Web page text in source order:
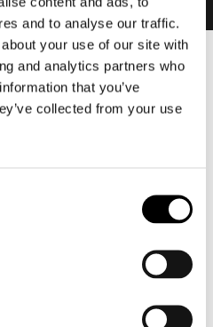
and to analyse our traffic.
your use of our site with
and analytics partners who
that you’ve
collected from your use